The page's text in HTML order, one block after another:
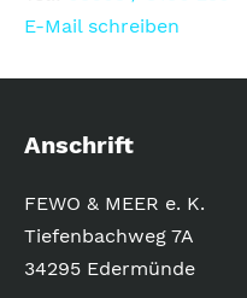
E-Mail schreiben
Anschrift
FEWO & MEER e. K.
Tiefenbachweg 7A
34295 Edermünde